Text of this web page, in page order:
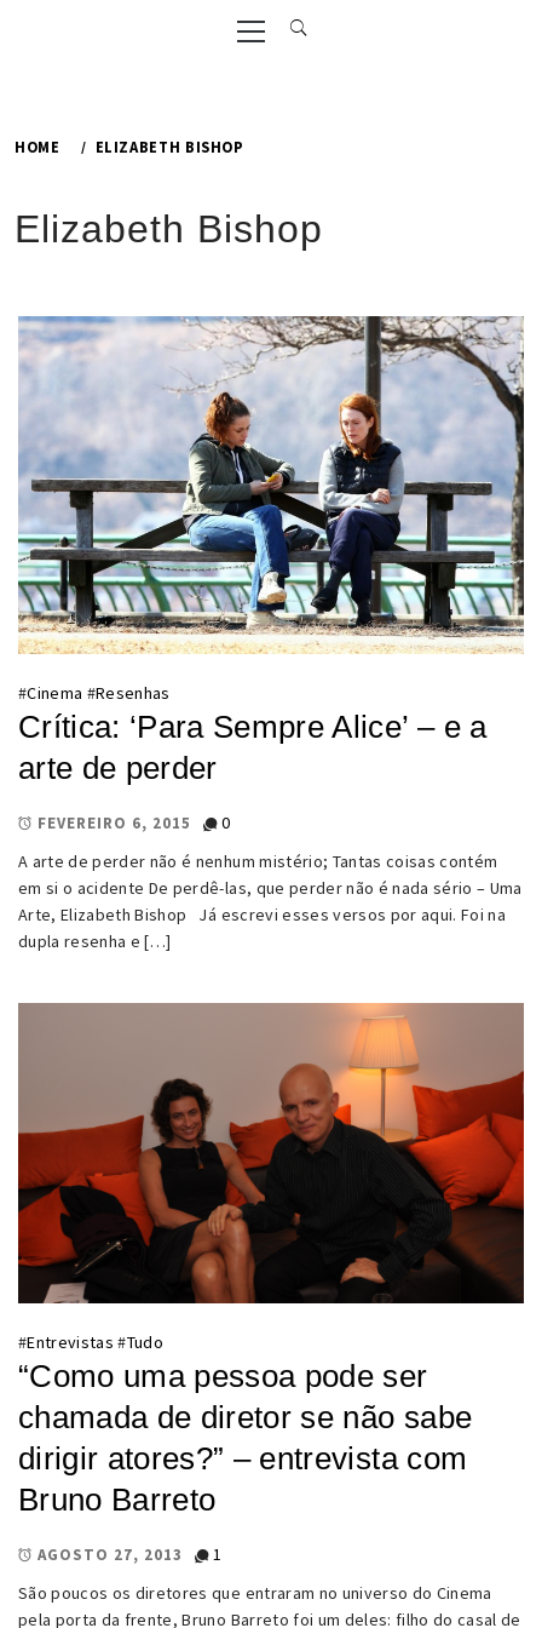
Primary
Menu
HOME ELIZABETH BISHOP
Elizabeth Bishop
#Cinema #Resenhas
Crítica: ‘Para Sempre Alice’ – e a
arte de perder
FEVEREIRO 6, 2015
0
A arte de perder não é nenhum mistério; Tantas coisas contém
em si o acidente De perdê-las, que perder não é nada sério – Uma
Arte, Elizabeth Bishop Já escrevi esses versos por aqui. Foi na
dupla resenha e […]
#Entrevistas #Tudo
“Como uma pessoa pode ser
chamada de diretor se não sabe
dirigir atores?” – entrevista com
Bruno Barreto
AGOSTO 27, 2013
1
São poucos os diretores que entraram no universo do Cinema
pela porta da frente, Bruno Barreto foi um deles: filho do casal de